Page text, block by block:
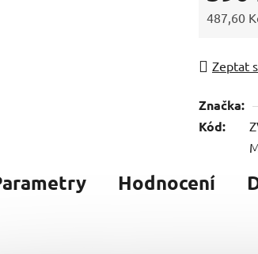
487,60
Zeptat
Značka:
Kód:
Hodnocení